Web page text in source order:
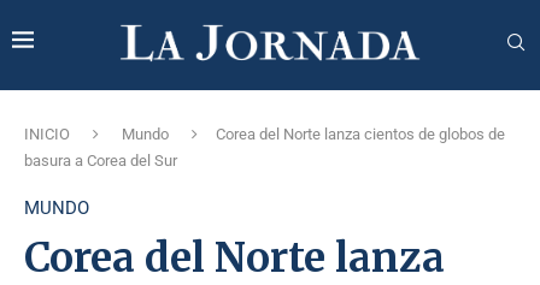
INICIO Mundo
Corea del Norte lanza cientos de globos de
basura a Corea del Sur
MUNDO
Corea del Norte lanza